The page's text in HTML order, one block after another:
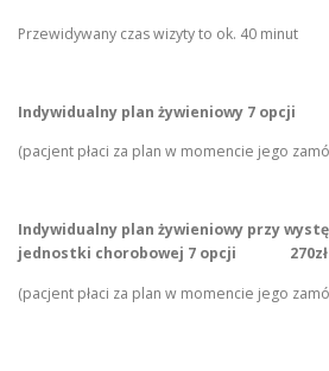
Przewidywany czas wizyty to ok. 40 minut
Indywidualny plan żywieniowy 7
(pacjent płaci za plan w momencie jego
Indywidualny plan żywieniowy przy
jednostki chorobowej 7 opcji 270zł
(pacjent płaci za plan w momencie jego